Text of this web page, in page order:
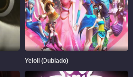
Yeloli (Dublado)